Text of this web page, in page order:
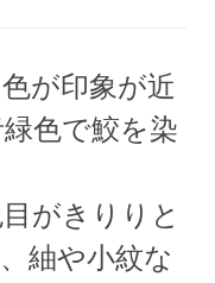
が印象が近
色で鮫を染
がきりりと
紬や小紋な